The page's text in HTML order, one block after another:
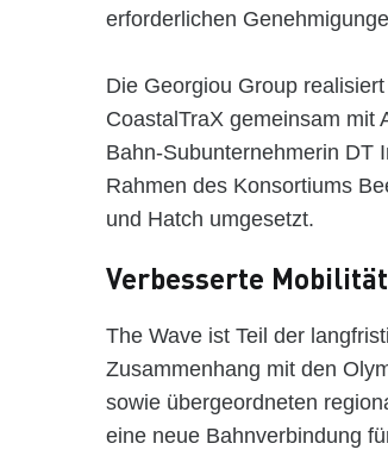
erforderlichen
Die Georgiou Group
CoastalTraX gemeinsam mit
Bahn-Subunternehmerin DT
Rahmen des Konsortiums
und Hatch umgesetzt.
Verbesserte
The Wave ist Teil der
Zusammenhang mit den
sowie übergeordneten
eine neue Bahnverbindung